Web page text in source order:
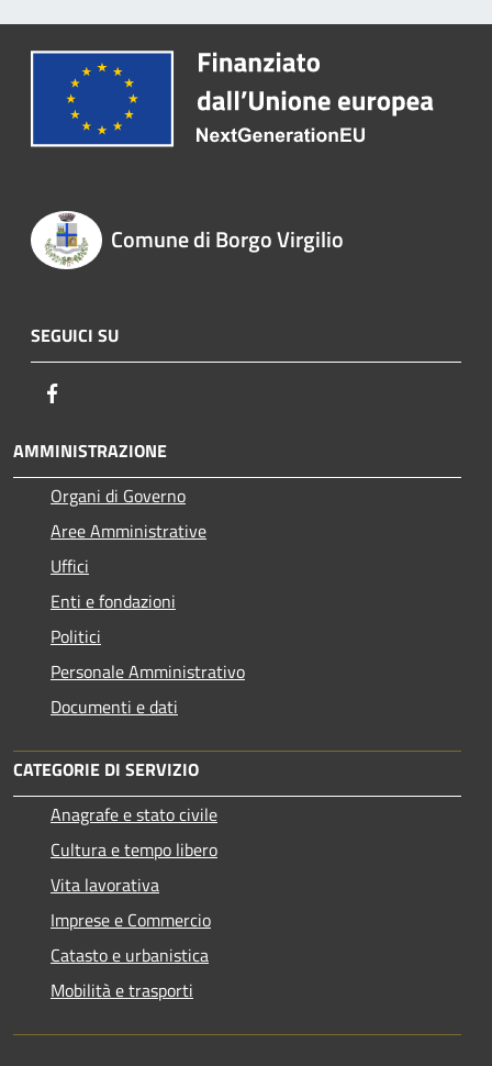
Comune di Borgo Virgilio
SEGUICI SU
AMMINISTRAZIONE
Organi di Governo
Aree Amministrative
Uffici
Enti e fondazioni
Politici
Personale Amministrativo
Documenti e dati
CATEGORIE DI SERVIZIO
Anagrafe e stato civile
Cultura e tempo libero
Vita lavorativa
Imprese e Commercio
Catasto e urbanistica
Mobilità e trasporti